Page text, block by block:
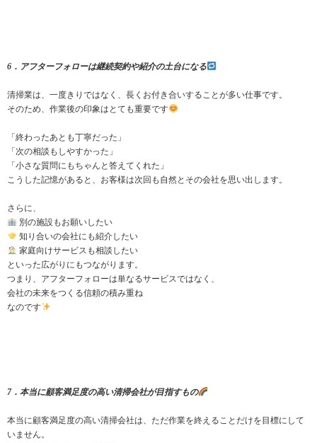
6．アフターフォローは継続契約や紹介の土台になる
清掃業は、一度きりではなく、長くお付き合いすることが多い仕事です。
そのため、作業後の印象はとても重要です
「終わったあとも丁寧だった」
「次の相談もしやすかった」
「小さな質問にもちゃんと答えてくれた」
こうした記憶があると、お客様は次回も自然とその会社を思い出します。
さらに、
別の施設もお願いしたい
知り合いの会社にも紹介したい
家庭向けサービスも相談したい
といった広がりにもつながります。
つまり、アフターフォローは単なるサービスではなく、
会社の未来をつくる信頼の積み重ね
なのです
7．本当に顧客満足度の高い清掃会社が目指すもの
本当に顧客満足度の高い清掃会社は、ただ作業を終えることだけを目標にして
いません。